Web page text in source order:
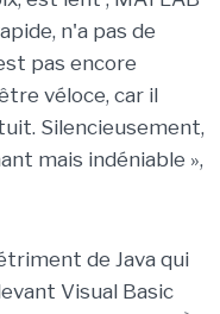
n'a pas de
pas encore
véloce, car il
Silencieusement,
mais indéniable »,
de Java qui
Visual Basic